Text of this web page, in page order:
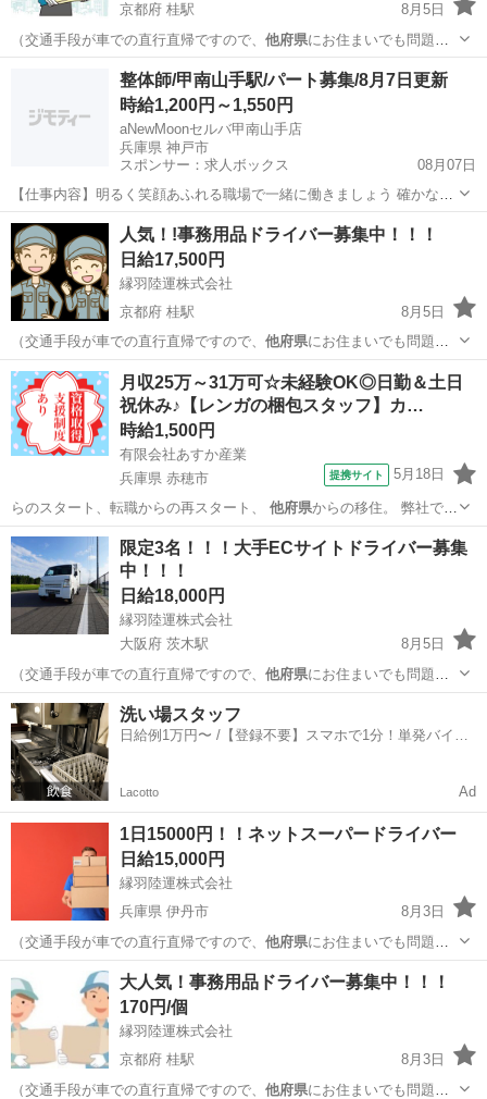
京都府 桂駅
8月5日
（交通手段が車での直行直帰ですので、 他府県にお住まいでも問題あ
りません） …
桂駅 配送 積み込み
整体師/甲南山手駅/パート募集/8月7日更新
時給1,200円～1,550円
aNewMoonセルバ甲南山手店
兵庫県 神戸市
スポンサー：求人ボックス
08月07日
【仕事内容】明るく笑顔あふれる職場で一緒に働きましょう 確かな最
高の技術が学べる <募集職種> 整体師 <仕事内容> 施術を中心とした店
舗内業務 整体60分、小顔矯正60分、整体+ヘッドマッサージ80分 整体
+フットリンパ(脚のオ...
アルバイト・パート
人気！!事務用品ドライバー募集中！！！
日給17,500円
縁羽陸運株式会社
京都府 桂駅
8月5日
（交通手段が車での直行直帰ですので、 他府県にお住まいでも問題あ
りません） …
京都 京都市 桂駅 配送 積み込み
月収25万～31万可☆未経験OK◎日勤＆土日
祝休み♪【レンガの梱包スタッフ】カ…
時給1,500円
有限会社あすか産業
兵庫県 赤穂市
提携サイト 5月18日
らのスタート、転職からの再スタート、 他府県からの移住。 弊社で新
たなキャリアを築…
兵庫 赤穂市 工場
限定3名！！！大手ECサイトドライバー募集
中！！！
日給18,000円
縁羽陸運株式会社
大阪府 茨木駅
8月5日
（交通手段が車での直行直帰ですので、 他府県にお住まいでも問題あ
りません） …
大阪 茨木市 茨木駅
洗い場スタッフ
日給例1万円〜 /【登録不要】スマホで1分！単発バイト
Lacotto Ad
1日15000円！！ネットスーパードライバー
日給15,000円
縁羽陸運株式会社
兵庫県 伊丹市
8月3日
（交通手段が車での直行直帰ですので、 他府県にお住まいでも問題あ
りません） …
伊丹市 配送 ネット
大人気！事務用品ドライバー募集中！！！
170円/個
縁羽陸運株式会社
京都府 桂駅
8月3日
（交通手段が車での直行直帰ですので、 他府県にお住まいでも問題あ